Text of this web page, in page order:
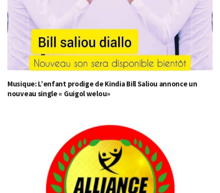
Musique: L’enfant prodige de Kindia Bill Saliou annonce un
nouveau single « Guigol welou»